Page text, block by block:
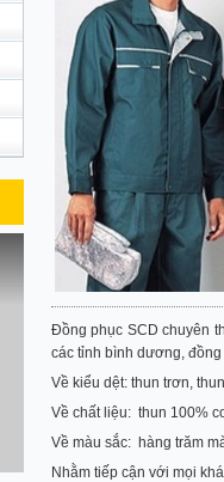
Đồng phục SCD chuyên
các tỉnh bình dương,
Về kiểu dệt: thun trơn,
Về chất liệu: thun 100%
Về màu sắc: hàng trăm
Nhằm tiếp cận với mọi